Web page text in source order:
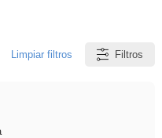
Limpiar filtros Filtros